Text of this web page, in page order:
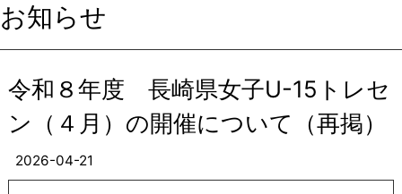
お知らせ
令和８年度 長崎県女子U-15トレセ
ン（４月）の開催について（再掲）
2026-04-21